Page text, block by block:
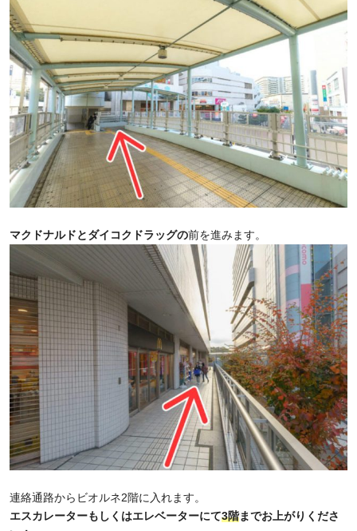
マクドナルドとダイコクドラッグの前を進みます。
連絡通路からビオルネ2階に入れます。
エスカレーターもしくはエレベーターにて3階までお上がりくださ